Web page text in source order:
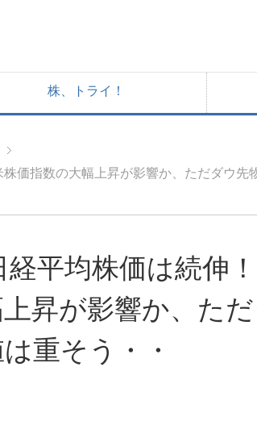
株、トライ！
価指数の大幅上昇が影響か、ただダウ先
平均株価は続伸
昇が影響か、た
重そう・・